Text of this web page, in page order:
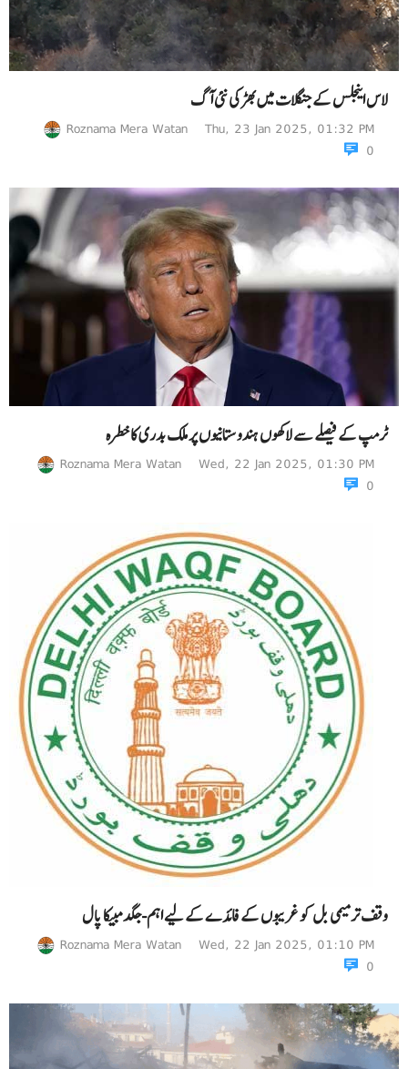
لاس اینجلس کے جنگلات میں بھڑکی نئی آگ
Roznama Mera Watan
Thu, 23 Jan 2025, 01:32 PM
0
ٹرمپ کے فیصلے سے لاکھوں ہندوستانیوں پر ملک بدری کا خطرہ
Roznama Mera Watan
Wed, 22 Jan 2025, 01:30 PM
0
وقف ترمیمی بل کو غریبوں کے فائدے کے لیے اہم-جگدمبیکا پال
Roznama Mera Watan
Wed, 22 Jan 2025, 01:10 PM
0